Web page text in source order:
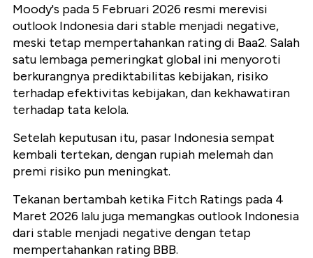
Moody's pada 5 Februari 2026 resmi merevisi
outlook Indonesia dari stable menjadi negative,
meski tetap mempertahankan rating di Baa2. Salah
satu lembaga pemeringkat global ini menyoroti
berkurangnya prediktabilitas kebijakan, risiko
terhadap efektivitas kebijakan, dan kekhawatiran
terhadap tata kelola.
Setelah keputusan itu, pasar Indonesia sempat
kembali tertekan, dengan rupiah melemah dan
premi risiko pun meningkat.
Tekanan bertambah ketika Fitch Ratings pada 4
Maret 2026 lalu juga memangkas outlook Indonesia
dari stable menjadi negative dengan tetap
mempertahankan rating BBB.